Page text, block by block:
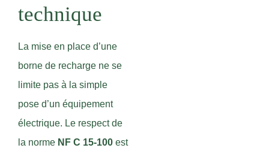
technique
La mise en place d’une
borne de recharge ne se
limite pas à la simple
pose d’un équipement
électrique. Le respect de
la norme NF C 15-100 est